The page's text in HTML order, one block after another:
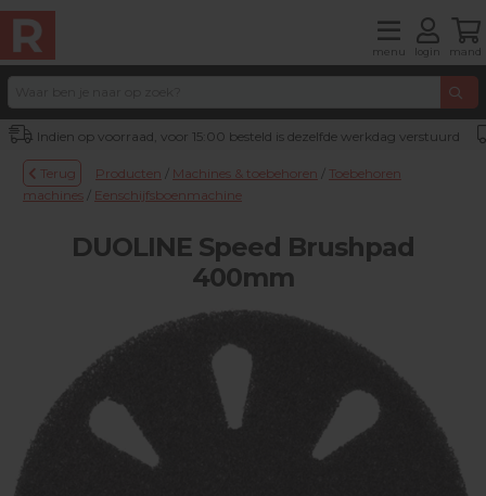
menu login mand
Indien op voorraad, voor 15:00 besteld is dezelfde werkdag verstuurd
Terug Producten / Machines & toebehoren / Toebehoren
machines / Eenschijfsboenmachine
DUOLINE Speed Brushpad
400mm